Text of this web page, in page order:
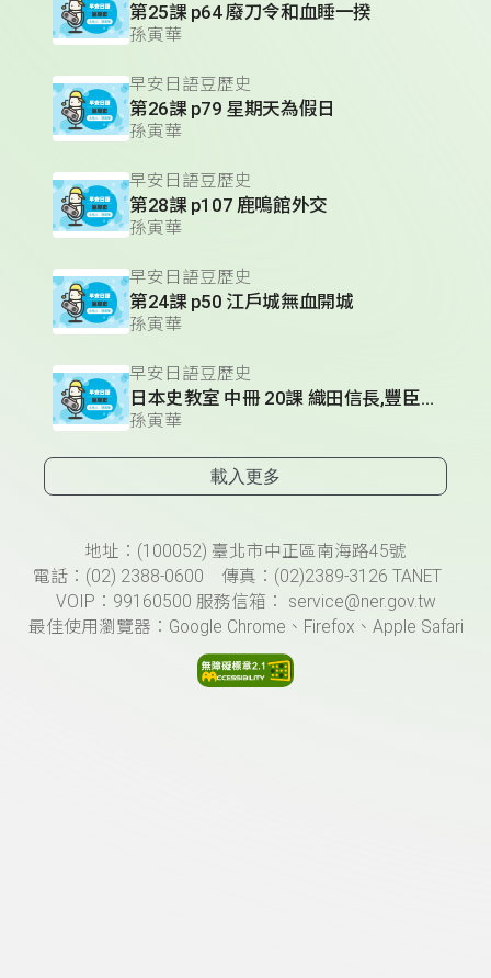
第25課 p64 廢刀令和血睡一揆
孫寅華
早安日語豆歷史
第26課 p79 星期天為假日
孫寅華
早安日語豆歷史
第28課 p107 鹿鳴館外交
孫寅華
早安日語豆歷史
第24課 p50 江戶城無血開城
孫寅華
早安日語豆歷史
日本史教室 中冊 20課 織田信長,豐臣秀吉,德川家康的人物性格
孫寅華
載入更多
頁尾資訊地址：(100052) 臺北市中正區南海路45號
電話：(02) 2388-0600 傳真：(02)2389-3126 TANET
VOIP：99160500 服務信箱： service@ner.gov.tw
最佳使用瀏覽器：Google Chrome、Firefox、Apple Safari